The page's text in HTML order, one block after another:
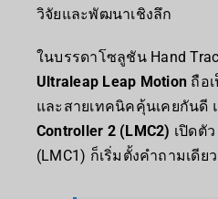
วิจัยและพัฒนาเชิงลึก
ในบรรดาโซลูชัน Hand
Ultraleap Leap Motion ถือ
และสายเทคนิคคุ้นเคยกันดี
Controller 2 (LMC2) เปิดตั
(LMC1) ก็เริ่มตั้งคำถามเดีย